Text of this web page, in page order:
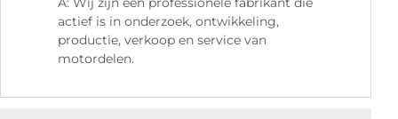
actief is in onderzoek, ontwikkeling,
productie, verkoop en service van
motordelen.